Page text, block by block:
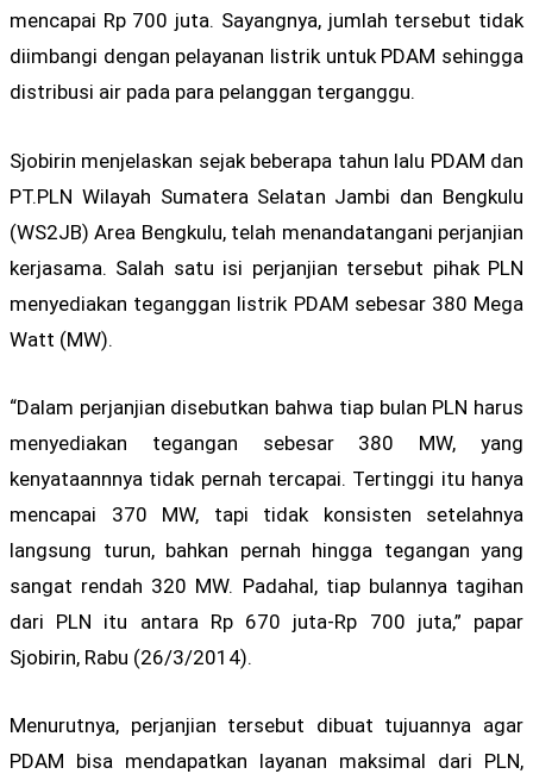
mencapai Rp 700 juta. Sayangnya, jumlah tersebut tidak
diimbangi dengan pelayanan listrik untuk PDAM sehingga
distribusi air pada para pelanggan terganggu.
Sjobirin menjelaskan sejak beberapa tahun lalu PDAM dan
PT.PLN Wilayah Sumatera Selatan Jambi dan Bengkulu
(WS2JB) Area Bengkulu, telah menandatangani perjanjian
kerjasama. Salah satu isi perjanjian tersebut pihak PLN
menyediakan teganggan listrik PDAM sebesar 380 Mega
Watt (MW).
“Dalam perjanjian disebutkan bahwa tiap bulan PLN harus
menyediakan tegangan sebesar 380 MW, yang
kenyataannnya tidak pernah tercapai. Tertinggi itu hanya
mencapai 370 MW, tapi tidak konsisten setelahnya
langsung turun, bahkan pernah hingga tegangan yang
sangat rendah 320 MW. Padahal, tiap bulannya tagihan
dari PLN itu antara Rp 670 juta-Rp 700 juta,” papar
Sjobirin, Rabu (26/3/2014).
Menurutnya, perjanjian tersebut dibuat tujuannya agar
PDAM bisa mendapatkan layanan maksimal dari PLN,